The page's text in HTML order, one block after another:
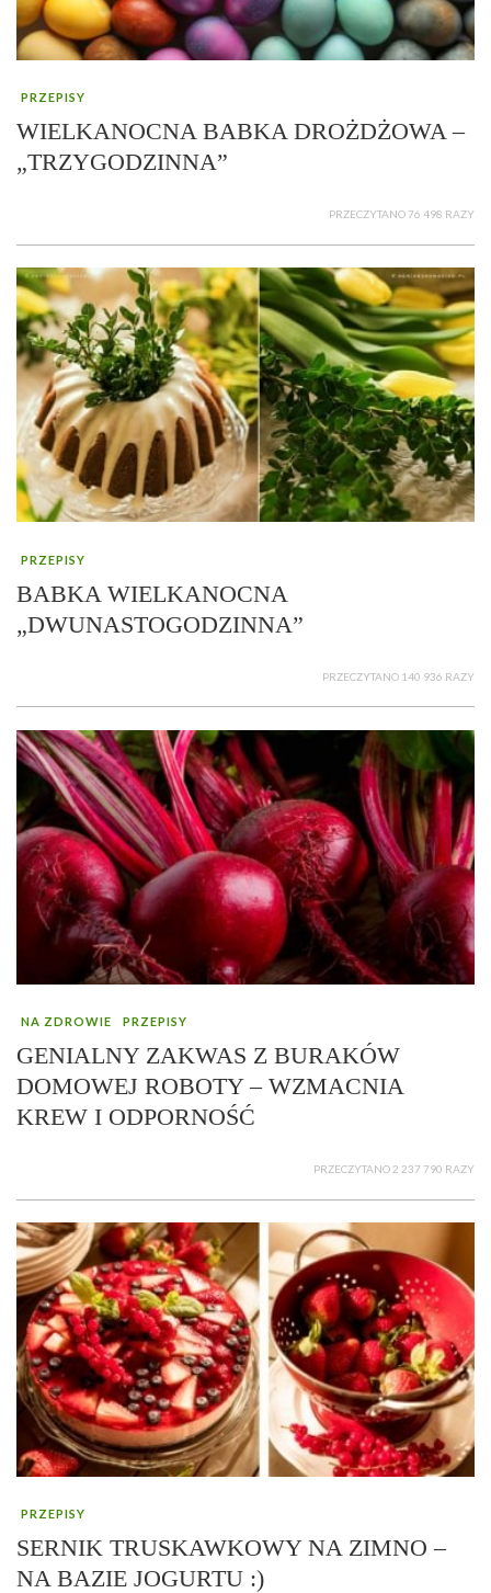
PRZEPISY
WIELKANOCNA BABKA DROŻDŻOWA –
„TRZYGODZINNA”
PRZECZYTANO 76 498 RAZY
PRZEPISY
BABKA WIELKANOCNA
„DWUNASTOGODZINNA”
PRZECZYTANO 140 936 RAZY
NA ZDROWIE PRZEPISY
GENIALNY ZAKWAS Z BURAKÓW
DOMOWEJ ROBOTY – WZMACNIA
KREW I ODPORNOŚĆ
PRZECZYTANO 2 237 790 RAZY
PRZEPISY
SERNIK TRUSKAWKOWY NA ZIMNO –
NA BAZIE JOGURTU :)